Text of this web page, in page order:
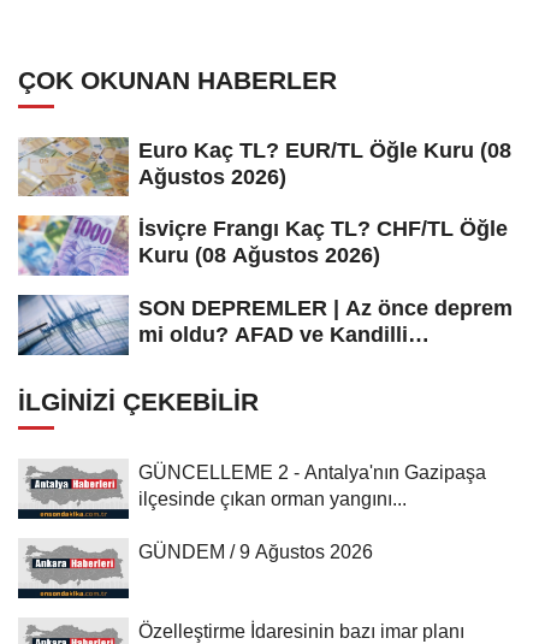
ÇOK OKUNAN HABERLER
Euro Kaç TL? EUR/TL Öğle Kuru (08
Ağustos 2026)
İsviçre Frangı Kaç TL? CHF/TL Öğle
Kuru (08 Ağustos 2026)
SON DEPREMLER | Az önce deprem
mi oldu? AFAD ve Kandilli
İLGINIZI ÇEKEBILIR
GÜNCELLEME 2 - Antalya'nın Gazipaşa
ilçesinde çıkan orman yangını...
GÜNDEM / 9 Ağustos 2026
Özelleştirme İdaresinin bazı imar planı